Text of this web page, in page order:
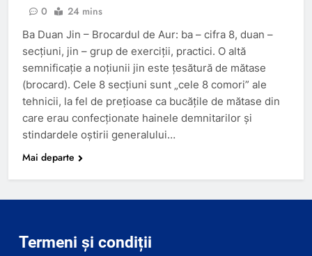
0 24 mins
Ba Duan Jin – Brocardul de Aur: ba – cifra 8, duan –
secţiuni, jin – grup de exerciţii, practici. O altă
semnificaţie a noţiunii jin este ţesătură de mătase
(brocard). Cele 8 secţiuni sunt „cele 8 comori” ale
tehnicii, la fel de preţioase ca bucăţile de mătase din
care erau confecţionate hainele demnitarilor şi
stindardele oştirii generalului…
Mai departe
Termeni și condiții